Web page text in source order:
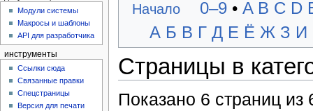
Начало 0–9 •A B C D
А Б В Г Д Е Ё Ж З И
Страницы в
Показано 6 страниц
Модули системы
Макросы и шаблоны
API для разработчика
инструменты
Ссылки сюда
Связанные правки
Спецстраницы
Версия для печати